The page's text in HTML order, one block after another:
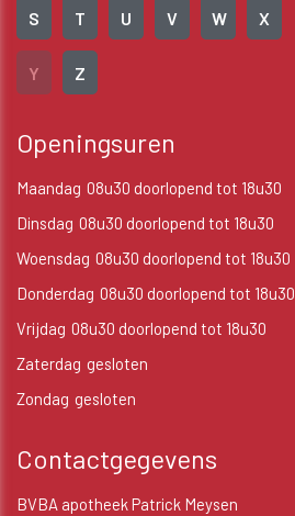
S T U V W X
Y Z
Openingsuren
Maandag 08u30 doorlopend tot 18u30
Dinsdag 08u30 doorlopend tot 18u30
Woensdag 08u30 doorlopend tot 18u30
Donderdag 08u30 doorlopend tot 18u30
Vrijdag 08u30 doorlopend tot 18u30
Zaterdag gesloten
Zondag gesloten
Contactgegevens
BVBA apotheek Patrick Meysen